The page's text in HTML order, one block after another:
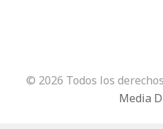
© 2026 Todos los
Media